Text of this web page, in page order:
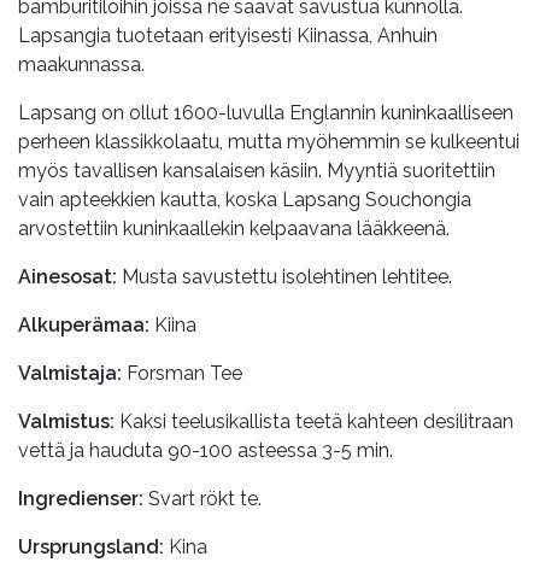
bamburitilöihin joissa ne saavat savustua kunnolla.
Lapsangia tuotetaan erityisesti Kiinassa, Anhuin
maakunnassa.
Lapsang on ollut 1600-luvulla Englannin kuninkaalliseen
perheen klassikkolaatu, mutta myöhemmin se kulkeentui
myös tavallisen kansalaisen käsiin. Myyntiä suoritettiin
vain apteekkien kautta, koska Lapsang Souchongia
arvostettiin kuninkaallekin kelpaavana lääkkeenä.
Ainesosat: Musta savustettu isolehtinen lehtitee.
Alkuperämaa: Kiina
Valmistaja: Forsman Tee
Valmistus: Kaksi teelusikallista teetä kahteen desilitraan
vettä ja hauduta 90-100 asteessa 3-5 min.
Ingredienser: Svart rökt te.
Ursprungsland: Kina